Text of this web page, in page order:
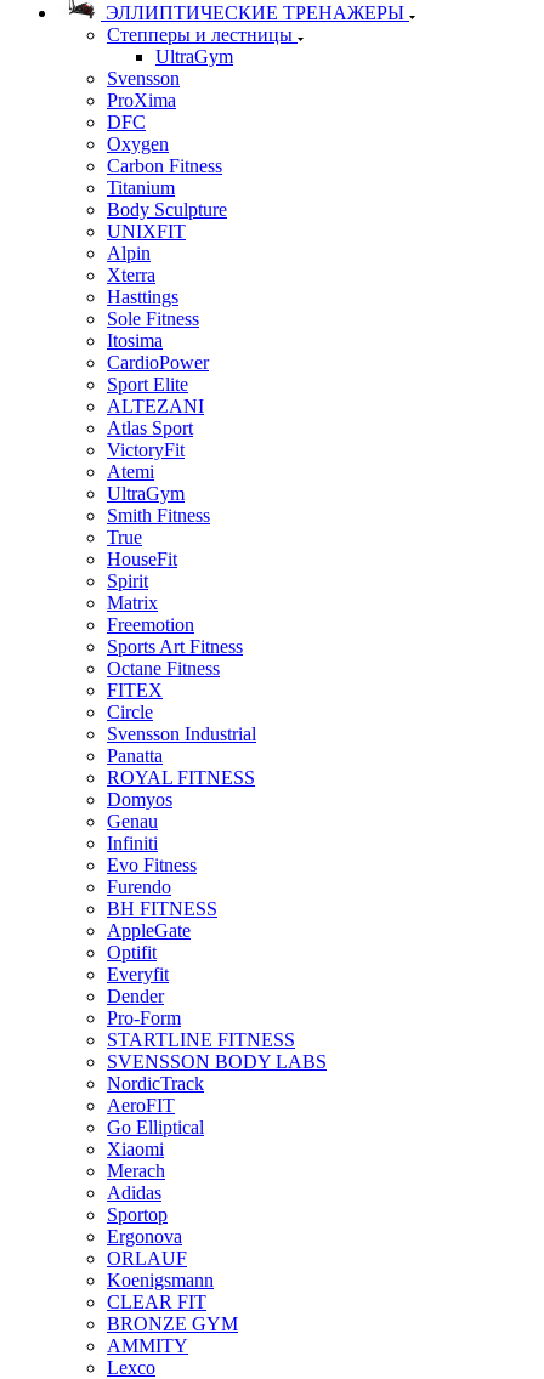
ЭЛЛИПТИЧЕСКИЕ ТРЕНАЖЕРЫ
Степперы и лестницы
UltraGym
Svensson
ProXima
DFC
Oxygen
Carbon Fitness
Titanium
Body Sculpture
UNIXFIT
Alpin
Xterra
Hasttings
Sole Fitness
Itosima
CardioPower
Sport Elite
ALTEZANI
Atlas Sport
VictoryFit
Atemi
UltraGym
Smith Fitness
True
HouseFit
Spirit
Matrix
Freemotion
Sports Art Fitness
Octane Fitness
FITEX
Circle
Svensson Industrial
Panatta
ROYAL FITNESS
Domyos
Genau
Infiniti
Evo Fitness
Furendo
BH FITNESS
AppleGate
Optifit
Everyfit
Dender
Pro-Form
STARTLINE FITNESS
SVENSSON BODY LABS
NordicTrack
AeroFIT
Go Elliptical
Xiaomi
Merach
Adidas
Sportop
Ergonova
ORLAUF
Koenigsmann
CLEAR FIT
BRONZE GYM
AMMITY
Lexco